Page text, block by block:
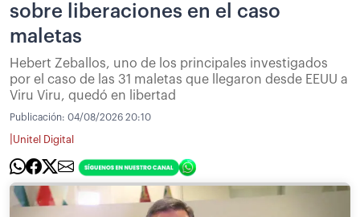
sobre liberaciones en el caso
maletas
Hebert Zeballos, uno de los principales investigados
por el caso de las 31 maletas que llegaron desde EEUU a
Viru Viru, quedó en libertad
Publicación: 04/08/2026 20:10
Unitel Digital